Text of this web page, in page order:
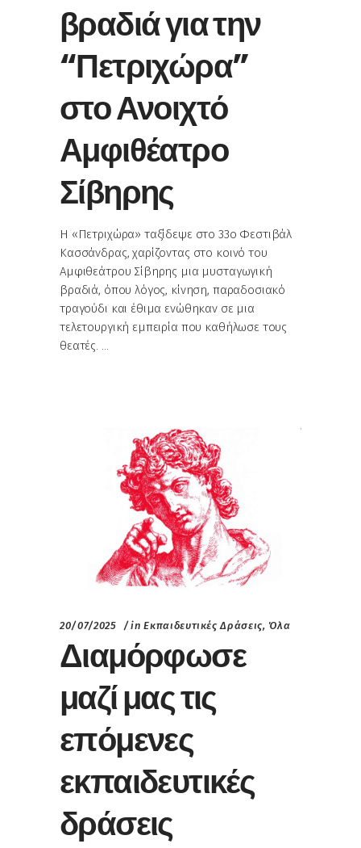
βραδιά για την
“Πετριχώρα”
στο Ανοιχτό
Αμφιθέατρο
Σίβηρης
Η «Πετριχώρα» ταξίδεψε στο 33ο Φεστιβάλ
Κασσάνδρας, χαρίζοντας στο κοινό του
Αμφιθεάτρου Σίβηρης μια μυσταγωγική
βραδιά, όπου λόγος, κίνηση, παραδοσιακό
τραγούδι και έθιμα ενώθηκαν σε μια
τελετουργική εμπειρία που καθήλωσε τους
θεατές.
20/07/2025 in Εκπαιδευτικές Δράσεις, Όλα
Διαμόρφωσε
μαζί μας τις
επόμενες
εκπαιδευτικές
δράσεις